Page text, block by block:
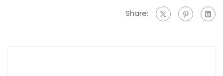
Share: